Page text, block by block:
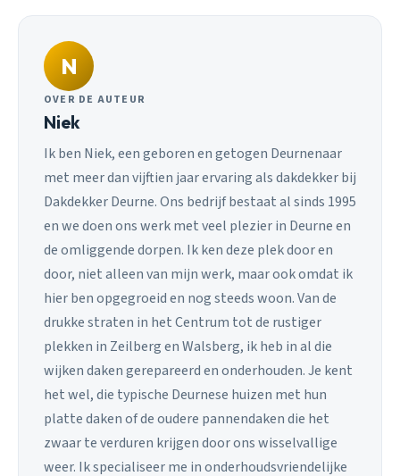
N
OVER DE AUTEUR
Niek
Ik ben Niek, een geboren en getogen Deurnenaar
met meer dan vijftien jaar ervaring als dakdekker bij
Dakdekker Deurne. Ons bedrijf bestaat al sinds 1995
en we doen ons werk met veel plezier in Deurne en
de omliggende dorpen. Ik ken deze plek door en
door, niet alleen van mijn werk, maar ook omdat ik
hier ben opgegroeid en nog steeds woon. Van de
drukke straten in het Centrum tot de rustiger
plekken in Zeilberg en Walsberg, ik heb in al die
wijken daken gerepareerd en onderhouden. Je kent
het wel, die typische Deurnese huizen met hun
platte daken of de oudere pannendaken die het
zwaar te verduren krijgen door ons wisselvallige
weer. Ik specialiseer me in onderhoudsvriendelijke